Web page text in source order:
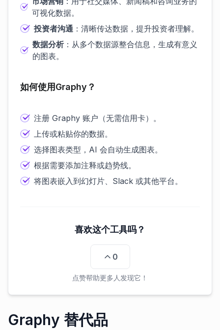
可视化数据。
投资者沟通 ：清晰传达数据，提升投资者理解。
数据分析：从多个数据源整合信息，生成有意义
的图表。
如何使用Graphy？
注册 Graphy 账户（无需信用卡）。
上传或粘贴你的数据。
选择图表类型，AI 会自动生成图表。
根据需要添加注释或趋势线。
将图表嵌入到幻灯片、Slack 或其他平台。
喜欢这个工具吗？
0
点赞帮助更多人发现它！
Graphy 替代品